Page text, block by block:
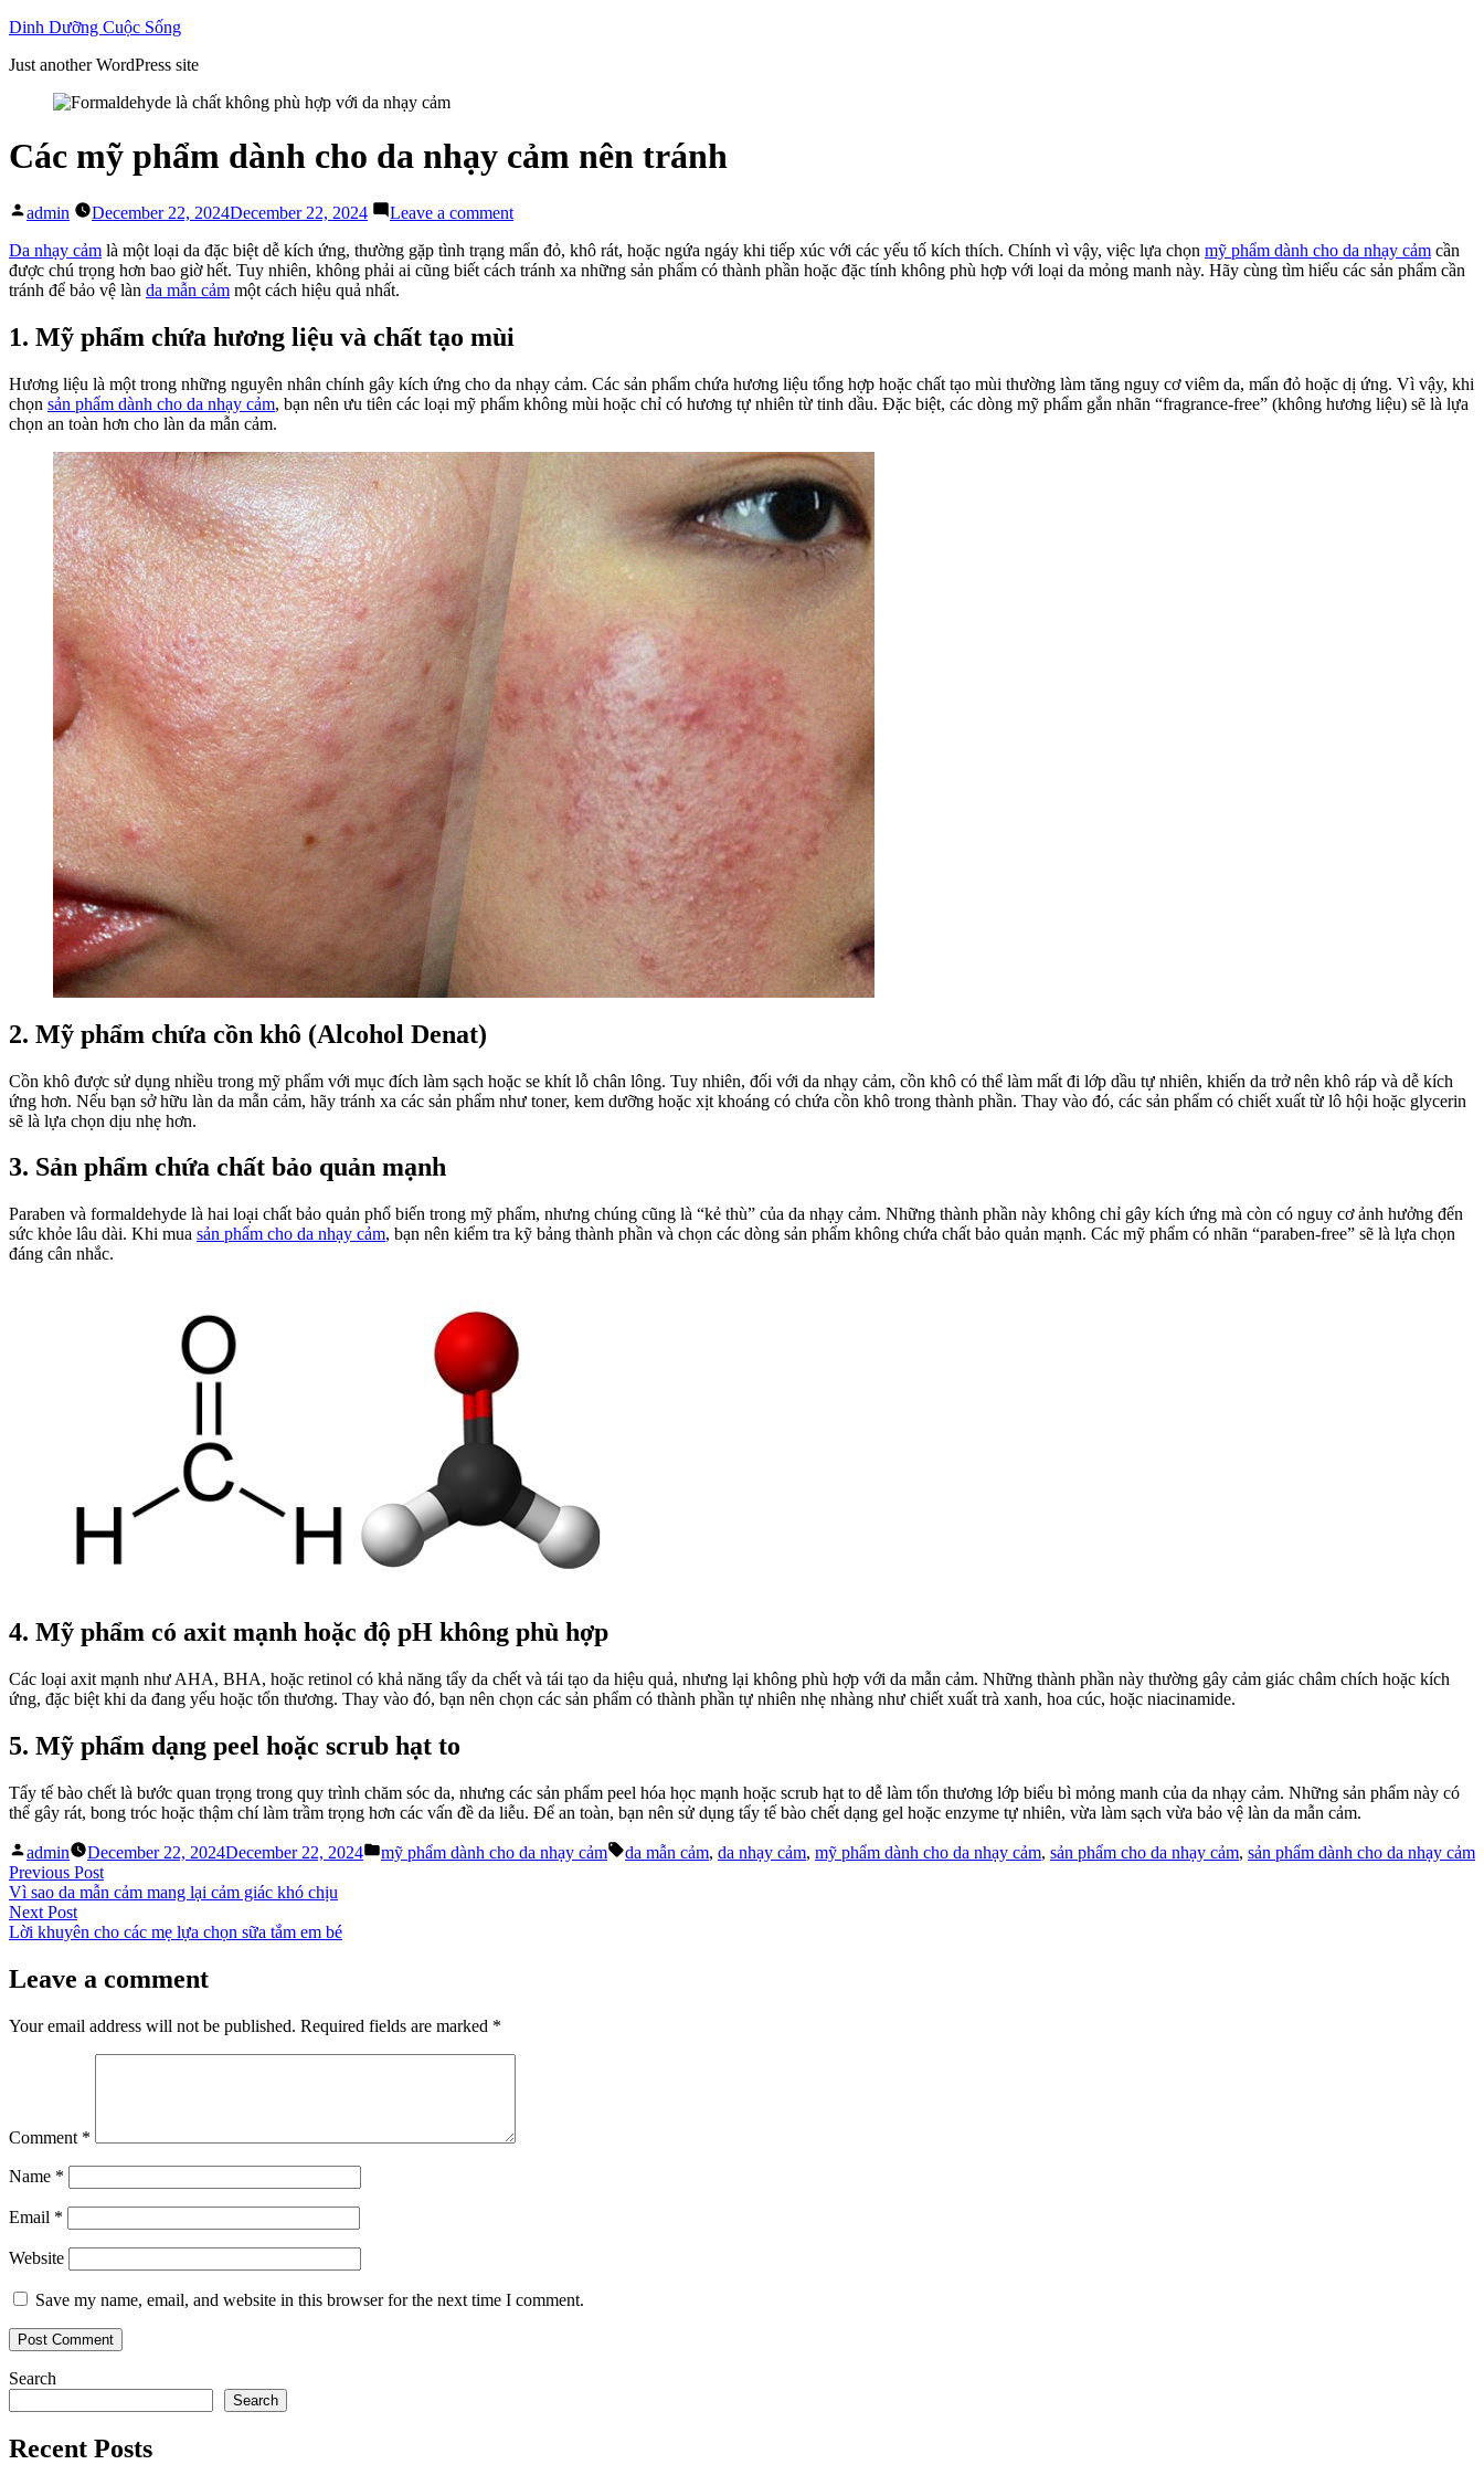
Skip
content
Dinh Dưỡng Cuộc Sống
Just another WordPress site
Các mỹ phẩm dành cho da nhạy cảm nên tránh
Posted
admin December 22, 2024December 22, 2024 Leave a commenton
mỹ
phẩm
da
nhạy
nên
tránh
Da nhạy cảm là một loại da đặc biệt dễ kích ứng, thường gặp tình trạng mẩn đỏ, khô rát, hoặc ngứa ngáy khi tiếp xúc với các yếu tố kích thích. Chính vì vậy, việc lựa chọn mỹ phẩm dành cho da nhạy cảm cần
được chú trọng hơn bao giờ hết. Tuy nhiên, không phải ai cũng biết cách tránh xa những sản phẩm có thành phần hoặc đặc tính không phù hợp với loại da mỏng manh này. Hãy cùng tìm hiểu các sản phẩm cần
tránh để bảo vệ làn da mẫn cảm một cách hiệu quả nhất.
1. Mỹ phẩm chứa hương liệu và chất tạo mùi
Hương liệu là một trong những nguyên nhân chính gây kích ứng cho da nhạy cảm. Các sản phẩm chứa hương liệu tổng hợp hoặc chất tạo mùi thường làm tăng nguy cơ viêm da, mẩn đỏ hoặc dị ứng. Vì vậy, khi
chọn sản phẩm dành cho da nhạy cảm, bạn nên ưu tiên các loại mỹ phẩm không mùi hoặc chỉ có hương tự nhiên từ tinh dầu. Đặc biệt, các dòng mỹ phẩm gắn nhãn “fragrance-free” (không hương liệu) sẽ là lựa
chọn an toàn hơn cho làn da mẫn cảm.
2. Mỹ phẩm chứa cồn khô (Alcohol Denat)
Cồn khô được sử dụng nhiều trong mỹ phẩm với mục đích làm sạch hoặc se khít lỗ chân lông. Tuy nhiên, đối với da nhạy cảm, cồn khô có thể làm mất đi lớp dầu tự nhiên, khiến da trở nên khô ráp và dễ kích
ứng hơn. Nếu bạn sở hữu làn da mẫn cảm, hãy tránh xa các sản phẩm như toner, kem dưỡng hoặc xịt khoáng có chứa cồn khô trong thành phần. Thay vào đó, các sản phẩm có chiết xuất từ lô hội hoặc glycerin
sẽ là lựa chọn dịu nhẹ hơn.
3. Sản phẩm chứa chất bảo quản mạnh
Paraben và formaldehyde là hai loại chất bảo quản phổ biến trong mỹ phẩm, nhưng chúng cũng là “kẻ thù” của da nhạy cảm. Những thành phần này không chỉ gây kích ứng mà còn có nguy cơ ảnh hưởng đến
sức khỏe lâu dài. Khi mua sản phẩm cho da nhạy cảm, bạn nên kiểm tra kỹ bảng thành phần và chọn các dòng sản phẩm không chứa chất bảo quản mạnh. Các mỹ phẩm có nhãn “paraben-free” sẽ là lựa chọn
đáng cân nhắc.
4. Mỹ phẩm có axit mạnh hoặc độ pH không phù hợp
Các loại axit mạnh như AHA, BHA, hoặc retinol có khả năng tẩy da chết và tái tạo da hiệu quả, nhưng lại không phù hợp với da mẫn cảm. Những thành phần này thường gây cảm giác châm chích hoặc kích
ứng, đặc biệt khi da đang yếu hoặc tổn thương. Thay vào đó, bạn nên chọn các sản phẩm có thành phần tự nhiên nhẹ nhàng như chiết xuất trà xanh, hoa cúc, hoặc niacinamide.
5. Mỹ phẩm dạng peel hoặc scrub hạt to
Tẩy tế bào chết là bước quan trọng trong quy trình chăm sóc da, nhưng các sản phẩm peel hóa học mạnh hoặc scrub hạt to dễ làm tổn thương lớp biểu bì mỏng manh của da nhạy cảm. Những sản phẩm này có
thể gây rát, bong tróc hoặc thậm chí làm trầm trọng hơn các vấn đề da liễu. Để an toàn, bạn nên sử dụng tẩy tế bào chết dạng gel hoặc enzyme tự nhiên, vừa làm sạch vừa bảo vệ làn da mẫn cảm.
Posted
by
admin December 22, 2024December 22, 2024
Posted
mỹ phẩm dành cho da nhạy cảm Tags:
da mẫn cảm, da nhạy cảm, mỹ phẩm dành cho da nhạy cảm, sản phẩm cho da nhạy cảm, sản phẩm dành cho da nhạy cảm
Post
navigation
Previous PostPrevious
post:
Vì sao da mẫn cảm mang lại cảm giác khó chịu
Next PostNext
post:
Lời khuyên cho các mẹ lựa chọn sữa tắm em bé
Leave a comment
Your email address will not be published. Required fields are marked *
Comment *
Name *
Email *
Website
Save my name, email, and website in this browser for the next time I comment.
Search
Search
Recent Posts